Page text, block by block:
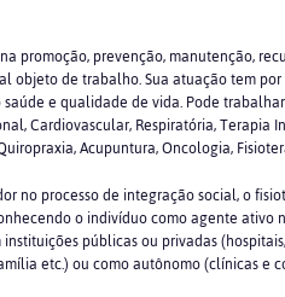
promoção, prevenção, manutenção,
objeto de trabalho. Sua atuação tem
e qualidade de vida. Pode
Cardiovascular, Respiratória, Terapia
Acupuntura, Oncologia,
no processo de integração social, o
o indivíduo como agente ativo
públicas ou privadas
etc.) ou como autônomo (clínicas e